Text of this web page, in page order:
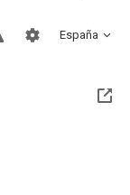
España